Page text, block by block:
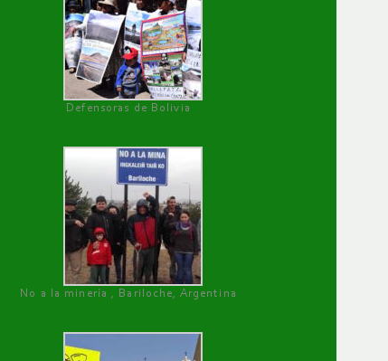
Defensoras de Bolivia
No a la minería , Bariloche, Argentina